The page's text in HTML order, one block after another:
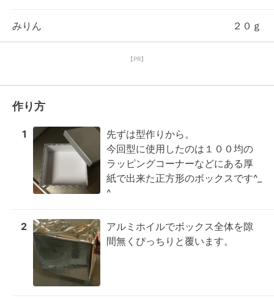
みりん ２０ｇ
【PR】
作り方
1
先ずは型作りから。
今回型に使用したのは１００均の
ラッピングコーナーなどにある厚
紙で出来た正方形のボックスです^_
^
2
アルミホイルでボックス全体を隙
間無くぴっちりと覆います。